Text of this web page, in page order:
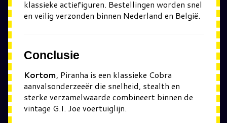
klassieke actiefiguren. Bestellingen worden snel
en veilig verzonden binnen Nederland en België.
Conclusie
Kortom, Piranha is een klassieke Cobra
aanvalsonderzeeër die snelheid, stealth en
sterke verzamelwaarde combineert binnen de
vintage G.I. Joe voertuiglijn.